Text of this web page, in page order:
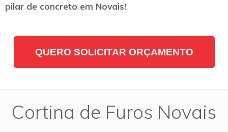
pilar de concreto em Novais!
QUERO SOLICITAR ORÇAMENTO
Cortina de Furos Novais